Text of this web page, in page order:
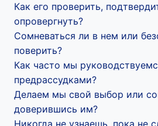
Как его проверить,
опровергнуть?
Сомневаться ли в нем или
поверить?
Как часто мы
предрассудками?
Делаем мы свой выбор или
доверившись им?
Никогда не узнаешь, пока не